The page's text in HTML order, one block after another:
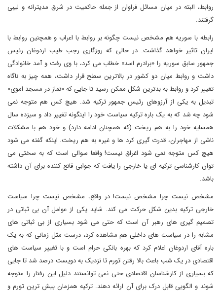
روابط، البته در میان مسائل فراوان از جمله حاکمیت در شرق مدیترانه و لیبی
گرفتند.
رابطه با سوریه هم مشخص نیست چگونه بر روابط با اعراب و همچنین روابط با
ایران تاثیر خواهد گذاشت. در حالی که روزگاری رجب طیب اردوغان رئیس
جمهور سابق سوریه را «برادرم اسد» خطاب می کرد، با وی رفت و آمد خانوادگی
داشت و روابط میان دو کشور در بالاترین سطح قرار داشت، همه چیز به ناگاه
تغییر کرد و روابط به بدترین شکل ممکن رسید تا جایی که «نماز در مسجد اموی»
تبدیل به یکی از آرزوهای رئیس جمهور ترکیه شد. هیچ کس هم متوجه نمی
شود چه شد که به یک باره ترکیه سیاست خود را اینگونه تغییر داد و سیزده سال
همسایه خود را به هم ریخت (که همچنان ادامه دارد) و خود هم با مشکلات
ناشی از مهاجران، قدرت گیری کرد ها و غیره به هم ریخت. اینکه گفته می شود
هیچ کس متوجه نمی شود اغراق نیست! واقعا سوالی است که به سختی می
توان کارشناسی ترکیه ای یا خارجی را یافت که جوابی قانع کننده برای آن داشته
باشد.
مشخص نیست چرا مشخص نیست! در واقع، مشخص نیست چرا سیاست
خارجی ترکیه بدین شکل حرکت می کند. شاید یکی از عوامل آن بی ثباتی در
تصمیم گیری های رهبر آن است که حتی می شود بسیاری از بی ثباتی های
مشابه را در سیاست های داخلی هم مشاهده کرد، درست مثل زمانی که به یک
باره آقای اردوغان اعلام کرد که بهره بانکی حرام است و با تغییر سیاست های
اقتصادی در یک شب باعث بالا رفتن تورم تا نزدیک به دویست درصد شد تا جایی
که بسیاری از کارشناسان اقتصادی حتی نمی توانستند دلیل این رفتار را متوجه
شوند و الگویی قابل درک برای آن ارائه دهند. ترکیه همزمان بیش ترین تورم و